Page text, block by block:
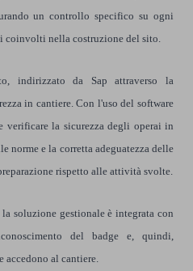
un controllo specifico su ogni
coinvolti nella costruzione del sito.
indirizzato da Sap attraverso la
in cantiere. Con l'uso del software
verificare la sicurezza degli operai in
norme e la corretta adeguatezza delle
rispetto alle attività svolte.
soluzione gestionale è integrata con
del badge e, quindi,
al cantiere.